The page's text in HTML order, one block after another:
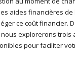
aides financières de
ce coût financier.
explorerons trois
pour faciliter